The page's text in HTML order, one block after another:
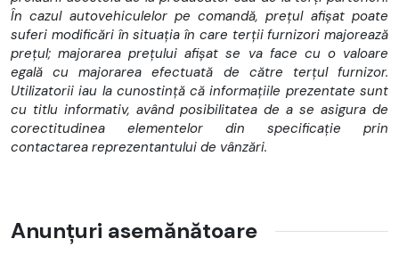
---------------------------------------------------
Dotari:
-Dimensiune marfa:
Lungime spatiu marfa= 3.40m, Latime= 1.74m, Inaltime= 1.9m
-3 locuri
-140cp
-Clima
-Computer bord
-Radio CD, SD, AUX, USB, Bluetooth
-Pilot automat
În cazul autovehiculelor pe comandă, prețul afișat poate
suferi modificări în situația în care terții furnizori majorează
prețul; majorarea prețului afișat se va face cu o valoare
egală cu majorarea efectuată de către terțul furnizor.
Utilizatorii iau la cunostință că informațiile prezentate sunt
cu titlu informativ, având posibilitatea de a se asigura de
corectitudinea elementelor din specificație prin
contactarea reprezentantului de vânzări.
Anunțuri asemănătoare